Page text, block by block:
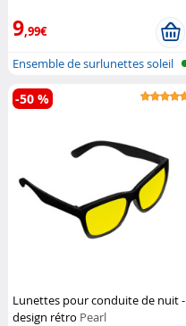
9,99€
Ensemble de surlunettes soleil
& co...
Lunettes pour conduite de nuit -
design rétro Pearl
-50 %